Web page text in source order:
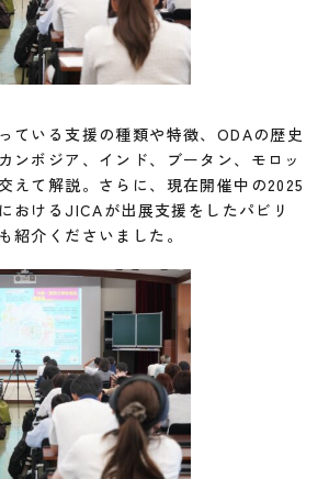
ている支援の種類や特徴、ODAの歴史
ンボジア、インド、ブータン、モロッ
えて解説。さらに、現在開催中の2025
おけるJICAが出展支援をしたパビリ
紹介くださいました。